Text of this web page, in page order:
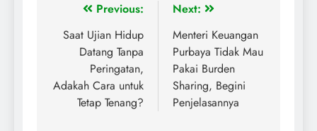
Previous:
Saat Ujian Hidup
Datang Tanpa
Peringatan,
Adakah Cara untuk
Tetap Tenang?
Next:
Menteri Keuangan
Purbaya Tidak Mau
Pakai Burden
Sharing, Begini
Penjelasannya